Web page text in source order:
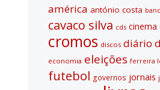
américa antónio costa
cavaco silva cds cinema
cromos discos diário
economia eleições ferreira
futebol governos jornais